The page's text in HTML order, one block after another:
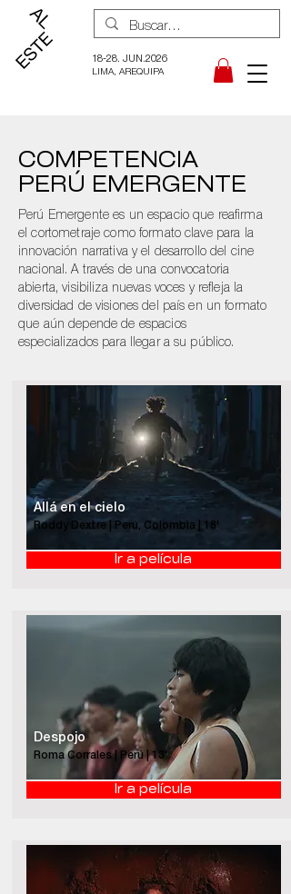
18-28. JUN.2026
LIMA, AREQUIPA
COMPETENCIA
PERÚ EMERGENTE
Perú Emergente es un espacio que reafirma
el cortometraje como formato clave para la
innovación narrativa y el desarrollo del cine
nacional. A través de una convocatoria
abierta, visibiliza nuevas voces y refleja la
diversidad de visiones del país en un formato
que aún depende de espacios
especializados para llegar a su público.
Allá en el cielo
Roddy Dextre | Perú, Colombia | 18'
Ir a película
Despojo
Roma Corrales | Perú | 13'
Ir a película